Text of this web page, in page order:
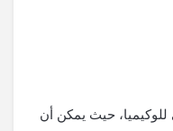
حيث يمكن أن